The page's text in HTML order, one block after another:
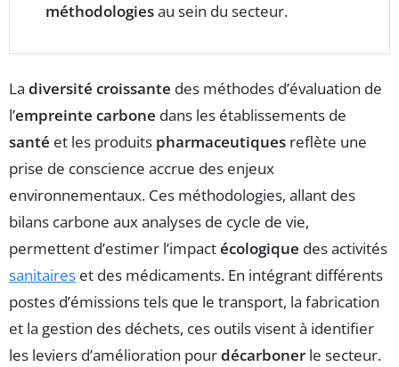
méthodologiesau sein du secteur.
La diversité croissante des méthodes d’évaluation de
l’empreinte carbone dans les établissements de
santé et les produits pharmaceutiques reflète une
prise de conscience accrue des enjeux
environnementaux. Ces méthodologies, allant des
bilans carbone aux analyses de cycle de vie,
permettent d’estimer l’impactécologique des activités
sanitaires et des médicaments. En intégrant différents
postes d’émissions tels que le transport, la fabrication
et la gestion des déchets, ces outils visent à identifier
les leviers d’amélioration pourdécarboner le secteur.